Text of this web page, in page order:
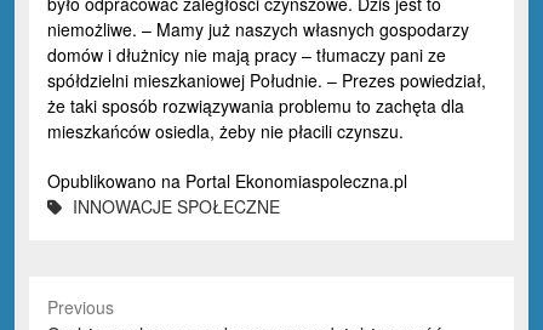
niemożliwe. – Mamy już naszych własnych gospodarzy
domów i dłużnicy nie mają pracy – tłumaczy pani ze
spółdzielni mieszkaniowej Południe. – Prezes powiedział,
że taki sposób rozwiązywania problemu to zachęta dla
mieszkańców osiedla, żeby nie płacili czynszu.
Opublikowano na Portal Ekonomiaspoleczna.pl
INNOWACJE SPOŁECZNE
Previous